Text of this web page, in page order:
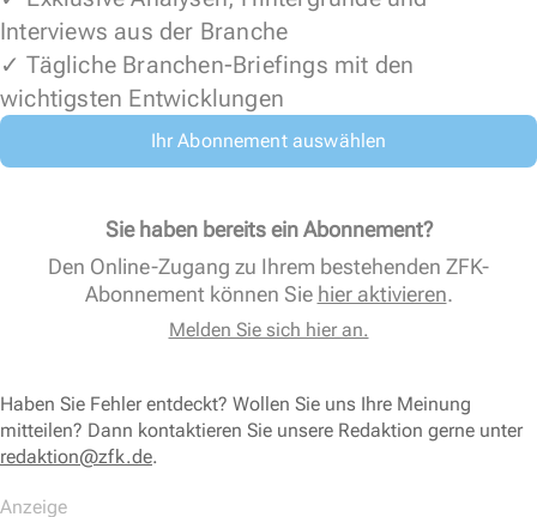
Interviews aus der Branche
✓ Tägliche Branchen-Briefings mit den
wichtigsten Entwicklungen
Ihr Abonnement auswählen
Sie haben bereits ein Abonnement?
Den Online-Zugang zu Ihrem bestehenden ZFK-
Abonnement können Sie hier aktivieren.
Melden Sie sich hier an.
Haben Sie Fehler entdeckt? Wollen Sie uns Ihre Meinung
mitteilen? Dann kontaktieren Sie unsere Redaktion gerne unter
redaktion@zfk.de.